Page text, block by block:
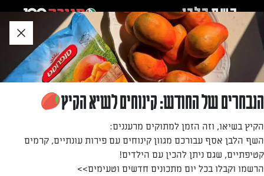
לאזור
תוכן
תחתון
חזרה לעמוד הבית
אתי גבעתי
—
הנבחרים של החודש: קינוחים לשיא הקיץ
הקיץ בשיאו, וזה הזמן למתוקים מרעננים:
השף הלבן אסף עבורכם מגוון קינוחים עם פירות עונתיים, קרמים
קטיפתיים, שגם ניתן להכין עם הילדים!
הרשמו וקבלו בכל יום מתכונים חדשים וטעימים>>